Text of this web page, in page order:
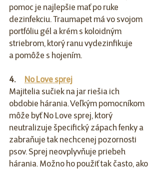
pomoc je najlepšie mať po ruke
dezinfekciu. Traumapet má vo svojom
portfóliu gél a krém s koloidným
striebrom, ktorý ranu vydezinfikuje
a pomôže s hojením.
4.
No Love sprej
Majitelia sučiek na jar riešia ich
obdobie hárania. Veľkým pomocníkom
môže byť No Love sprej, ktorý
neutralizuje špecifický zápach fenky a
zabraňuje tak nechcenej pozornosti
psov. Sprej neovplyvňuje priebeh
hárania. Možno ho použiť tak často, ako